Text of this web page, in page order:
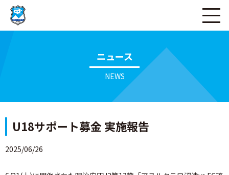
ニュース
NEWS
U18サポート募金 実施報告
2025/06/26